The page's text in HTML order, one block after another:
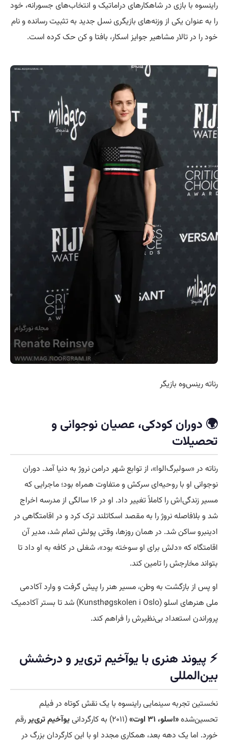
راینسوه با بازی در شاهکارهای دراماتیک و انتخاب‌های جسورانه، خود
را به عنوان یکی از وزنه‌های بازیگری نسل جدید به تثبیت رسانده و نام
خود را در تالار مشاهیر جوایز اسکار، بافتا و کن حک کرده است.
رناته رینس‌وه بازیگر
🌍 دوران کودکی، عصیان نوجوانی و
تحصیلات
رناته در «سولبرگ‌الوا»، از توابع شهر درامن نروژ به دنیا آمد. دوران
نوجوانی او با روحیه‌ای سرکش و متفاوت همراه بود؛ ماجرایی که
مسیر زندگی‌اش را کاملاً تغییر داد. او در ۱۶ سالگی از مدرسه اخراج
شد و بلافاصله نروژ را به مقصد اسکاتلند ترک کرد و در اقامتگاهی در
ادینبرو ساکن شد. در همان روزها، وقتی پولش تمام شد، مدیر آن
اقامتگاه که «دلش برای او سوخته بود»، شغلی در کافه به او داد تا
بتواند مخارجش را تامین کند.
او پس از بازگشت به وطن، مسیر هنر را پیش گرفت و وارد آکادمی
ملی هنرهای اسلو (Kunsthøgskolen i Oslo) شد تا بستر آکادمیک
پروراندن استعداد بی‌نظیرش را فراهم کند.
⚡ پیوند هنری با یوآخیم تری‌یر و درخشش
بین‌المللی
نخستین تجربه سینمایی راینسوه با یک نقش کوتاه در فیلم
تحسین‌شده«اسلو، ۳۱ اوت» (۲۰۱۱) به کارگردانی یوآخیم تری‌یر رقم
خورد. اما یک دهه بعد، همکاری مجدد او با این کارگردان بزرگ در